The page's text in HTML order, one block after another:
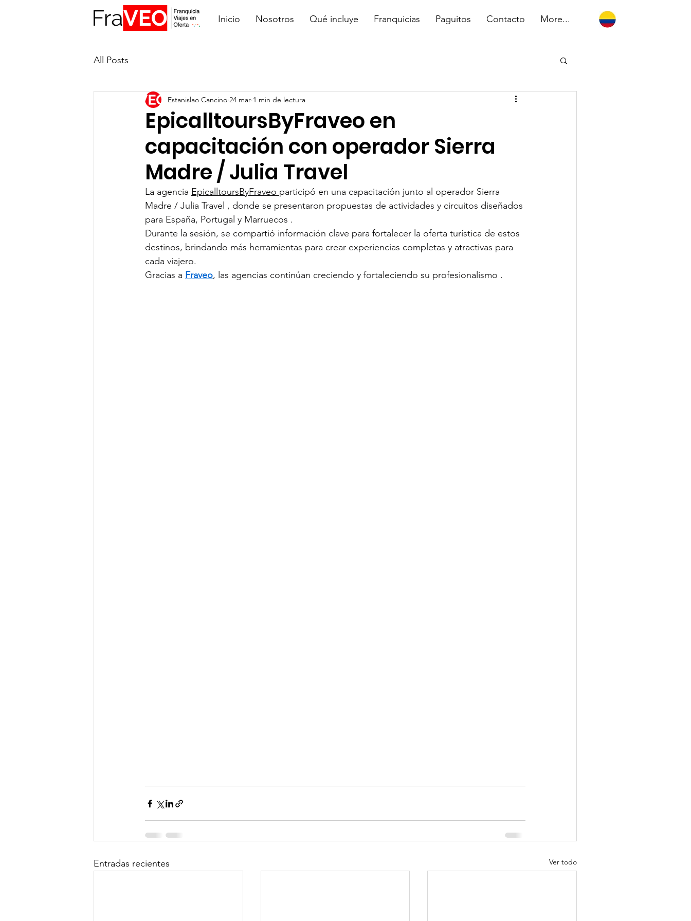
Inicio Nosotros Qué incluye Franquicias Paguitos Contacto More...
All Posts
EpicalltoursByFraveo en
capacitación con operador Sierra
Madre / Julia Travel
Estanislao Cancino 24 mar 1 min de lectura
La agencia EpicalltoursByFraveo participó en una capacitación junto al operador Sierra
Madre / Julia Travel , donde se presentaron propuestas de actividades y circuitos diseñados
para España, Portugal y Marruecos .
Durante la sesión, se compartió información clave para fortalecer la oferta turística de estos
destinos, brindando más herramientas para crear experiencias completas y atractivas para
cada viajero.
Gracias a Fraveo, las agencias continúan creciendo y fortaleciendo su profesionalismo .
Entradas recientes Ver todo